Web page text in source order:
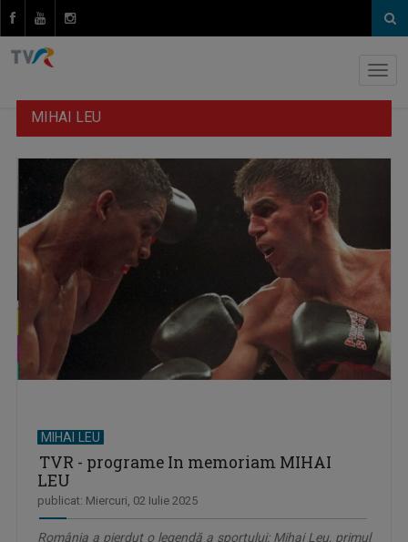
MIHAI LEU
MIHAI LEU
TVR - programe In memoriam MIHAI
LEU
publicat: Miercuri, 02 Iulie 2025
România a pierdut o legendă a sportului: Mihai Leu, primul